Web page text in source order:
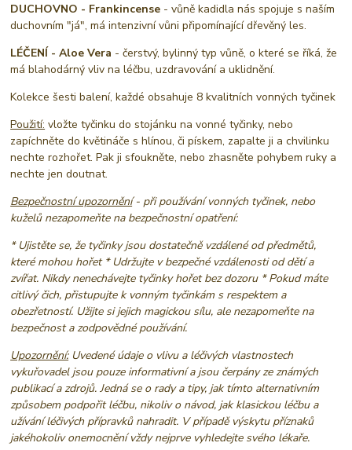
DUCHOVNO - Frankincense - vůně kadidla nás spojuje s naším
duchovním "já", má intenzivní vůni připomínající dřevěný les.
LÉČENÍ - Aloe Vera - čerstvý, bylinný typ vůně, o které se říká, že
má blahodárný vliv na léčbu, uzdravování a uklidnění.
Kolekce šesti balení, každé obsahuje 8 kvalitních vonných tyčinek
Použití: vložte tyčinku do stojánku na vonné tyčinky, nebo
zapíchněte do květináče s hlínou, či pískem, zapalte ji a chvilinku
nechte rozhořet. Pak ji sfoukněte, nebo zhasněte pohybem ruky a
nechte jen doutnat.
Bezpečnostní upozornění- při používání vonných tyčinek, nebo
kuželů nezapomeňte na bezpečnostní opatření:
* Ujistěte se, že tyčinky jsou dostatečně vzdálené od předmětů,
které mohou hořet * Udržujte v bezpečné vzdálenosti od dětí a
zvířat. Nikdy nenechávejte tyčinky hořet bez dozoru * Pokud máte
citlivý čich, přistupujte k vonným tyčinkám s respektem a
obezřetností. Užijte si jejich magickou sílu, ale nezapomeňte na
bezpečnost a zodpovědné používání.
Upozornění:Uvedené údaje o vlivu a léčivých vlastnostech
vykuřovadel jsou pouze informativní a jsou čerpány ze známých
publikací a zdrojů. Jedná se o rady a tipy, jak tímto alternativním
způsobem podpořit léčbu, nikoliv o návod, jak klasickou léčbu a
užívání léčivých přípravků nahradit. V případě výskytu příznaků
jakéhokoliv onemocnění vždy nejprve vyhledejte svého lékaře.